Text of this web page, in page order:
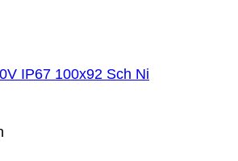
IP67 100x92 Sch Ni